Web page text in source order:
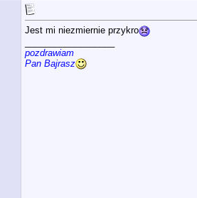
Jest mi niezmiernie przykro
pozdrawiam
Pan Bajrasz